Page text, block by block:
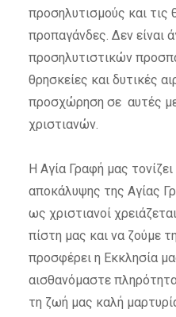
προσηλυτισμούς και τις
προπαγάνδες. Δεν είναι
προσηλυτιστικών
θρησκείες και δυτικές
προσχώρηση σε αυτές
χριστιανών.
Η Αγία Γραφή μας
αποκάλυψης της Αγίας
ως χριστιανοί
πίστη μας και να ζούμε
προσφέρει η Εκκλησία
αισθανόμαστε
τη ζωή μας καλή